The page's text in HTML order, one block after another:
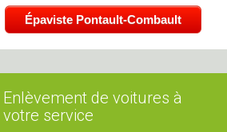
Épaviste Pontault-Combault
Enlèvement de voitures à
votre service